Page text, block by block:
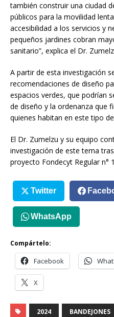
también construir una ciudad
públicos para la movilidad
accesibilidad a los servicios y
pequeños jardines cobran
sanitario”, explica el Dr.
A partir de esta investigación
recomendaciones de diseño
espacios verdes, que podrían
de diseño y la ordenanza que
quienes habitan en este tipo
El Dr. Zumelzu y su equipo
investigación de este tema
proyecto Fondecyt Regular n°
Twitter
WhatsApp
Compártelo:
Facebook
X
2024 BANDEJONES